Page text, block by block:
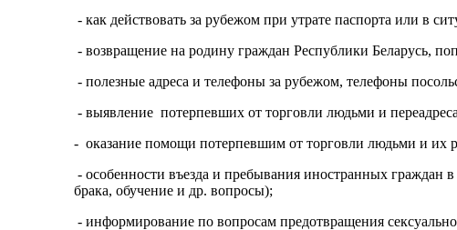
- как действовать за рубежом при утрате паспорта или в
- возвращение на родину граждан Республики Беларусь,
- полезные адреса и телефоны за рубежом, телефоны
- выявление потерпевших от торговли людьми и
- оказание помощи потерпевшим от торговли людьми и их
- особенности въезда и пребывания иностранных граждан
брака, обучение и др. вопросы);
- информирование по вопросам предотвращения